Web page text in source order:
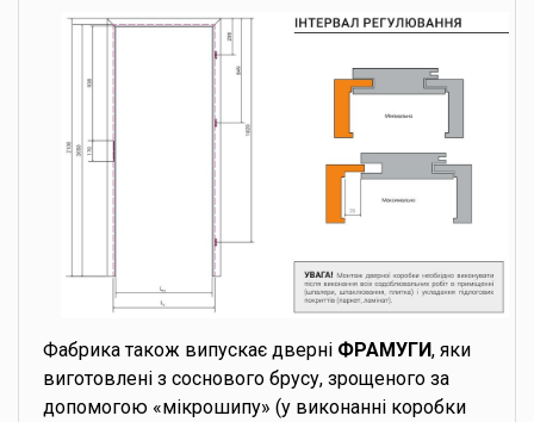
Фабрика також випускає дверні ФРАМУГИ, яки
виготовлені з соснового брусу, зрощеного за
допомогою «мікрошипу» (у виконанні коробки